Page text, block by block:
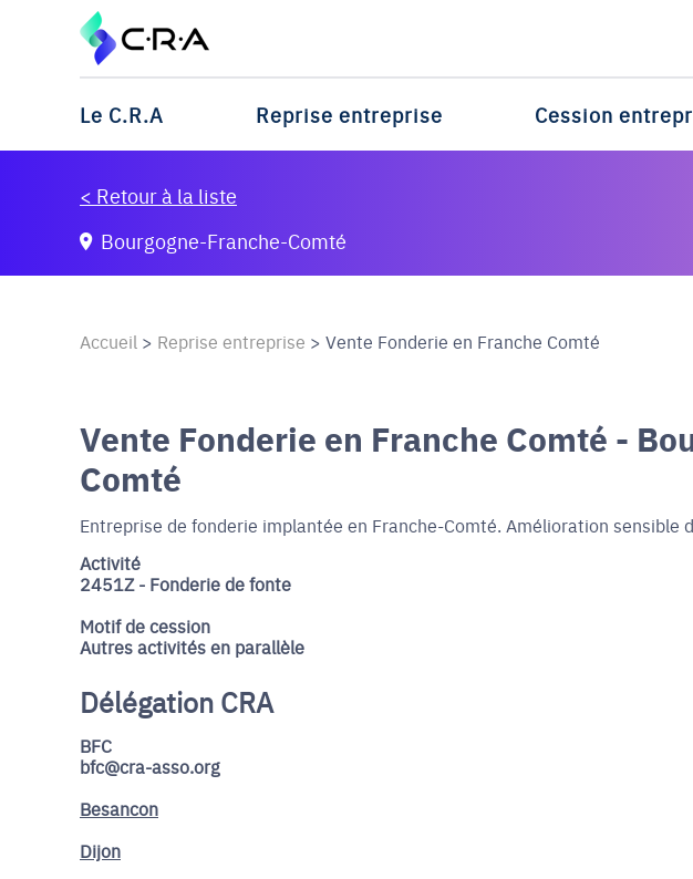
Le C.R.A Reprise entreprise Cession
< Retour à la liste
Bourgogne-Franche-Comté
Accueil > Reprise entreprise > Vente Fonderie en Franche Comté
Vente Fonderie en Franche Comté -
Comté
Entreprise de fonderie implantée en Franche-Comté. Amélioration sensible
Activité
2451Z - Fonderie de fonte
Motif de cession
Autres activités en parallèle
Délégation CRA
BFC
bfc@cra-asso.org
Besancon
Dijon